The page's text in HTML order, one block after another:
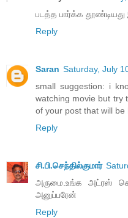
படத்த பார்க்க தூண்டியது
Reply
Saran Saturday, July
small suggestion: i
watching movie but try
of your post that will be
Reply
சி.பி.செந்தில்குமார்
அருமை.உங்க அட்ரஸ்
அனுப்பரேன்
Reply